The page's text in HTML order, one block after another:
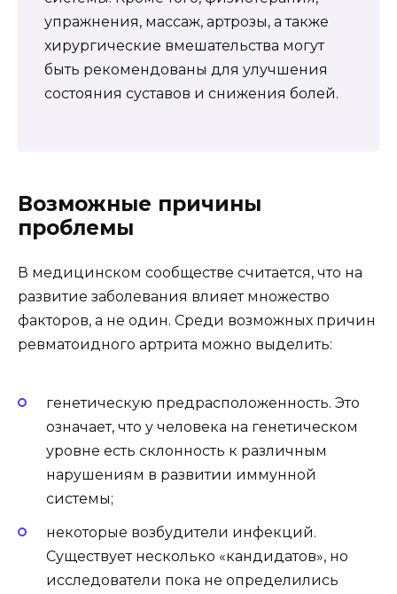
упражнения, массаж, артрозы, а также
хирургические вмешательства могут
быть рекомендованы для улучшения
состояния суставов и снижения болей.
Возможные причины
проблемы
В медицинском сообществе считается, что на
развитие заболевания влияет множество
факторов, а не один. Среди возможных причин
ревматоидного артрита можно выделить:
генетическую предрасположенность. Это
означает, что у человека на генетическом
уровне есть склонность к различным
нарушениям в развитии иммунной
системы;
некоторые возбудители инфекций.
Существует несколько «кандидатов», но
исследователи пока не определились